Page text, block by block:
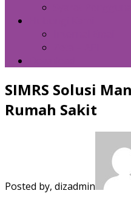
SIMRS Solusi
Rumah Sakit
Posted by, dizadmin